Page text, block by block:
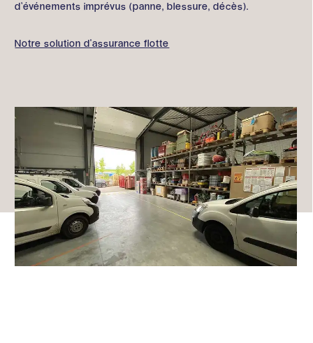
d’événements imprévus (panne, blessure, décès).
Notre solution d'assurance flotte